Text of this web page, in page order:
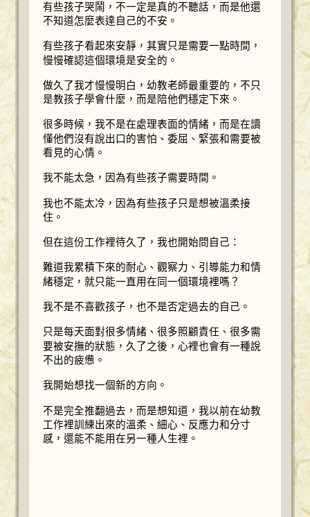
有些孩子哭鬧，不一定是真的不聽話，而是他還
不知道怎麼表達自己的不安。
有些孩子看起來安靜，其實只是需要一點時間，
慢慢確認這個環境是安全的。
做久了我才慢慢明白，幼教老師最重要的，不只
是教孩子學會什麼，而是陪他們穩定下來。
很多時候，我不是在處理表面的情緒，而是在讀
懂他們沒有說出口的害怕、委屈、緊張和需要被
看見的心情。
我不能太急，因為有些孩子需要時間。
我也不能太冷，因為有些孩子只是想被溫柔接
住。
但在這份工作裡待久了，我也開始問自己：
難道我累積下來的耐心、觀察力、引導能力和情
緒穩定，就只能一直用在同一個環境裡嗎？
我不是不喜歡孩子，也不是否定過去的自己。
只是每天面對很多情緒、很多照顧責任、很多需
要被安撫的狀態，久了之後，心裡也會有一種說
不出的疲憊。
我開始想找一個新的方向。
不是完全推翻過去，而是想知道，我以前在幼教
工作裡訓練出來的溫柔、細心、反應力和分寸
感，還能不能用在另一種人生裡。